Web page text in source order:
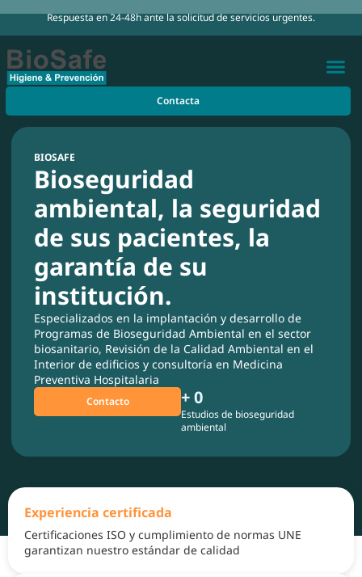
Respuesta en 24-48h ante la solicitud de servicios urgentes.
Contacta
BIOSAFE
Bioseguridad
ambiental, la seguridad
de sus pacientes, la
garantía de su
institución.
Especializados en la implantación y desarrollo de
Programas de Bioseguridad Ambiental en el sector
biosanitario, Revisión de la Calidad Ambiental en el
Interior de edificios y consultoría en Medicina
Preventiva Hospitalaria
Contacto
Estudios de bioseguridad
ambiental
+ 0
Experiencia certificada
Certificaciones ISO y cumplimiento de normas UNE
garantizan nuestro estándar de calidad